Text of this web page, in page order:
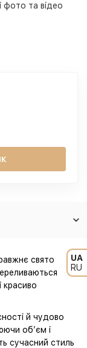
UA
RU
та відео
свято
красиво
й чудово
об’єм і
сучасний стиль